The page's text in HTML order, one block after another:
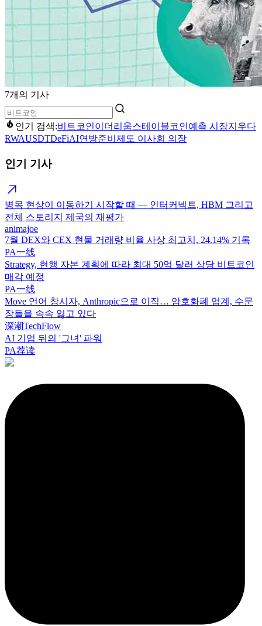
7개의 기사
인기 검색:비트코인이더리움스테이블코인예측 시장지우다
RWAUSDTDeFiAI연방준비제도 이사회 의장
인기 기사
병목 현상이 이동하기 시작할 때 — 인터커넥트, HBM 그리고
전체 스토리지 제국의 재평가
animajoe
7월 DEX와 CEX 현물 거래량 비율 사상 최고치, 24.14% 기록
PA一线
Strategy, 현행 자본 계획에 따라 최대 50억 달러 상당 비트코인
매각 예정
PA一线
Move 언어 창시자, Anthropic으로 이직… 암호화폐 업계, 수문
장들을 속속 잃고 있다
深潮TechFlow
AI 기업 뒤의 '그녀' 파워
PA荐读